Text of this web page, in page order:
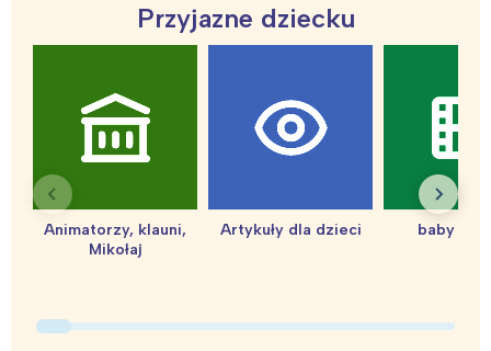
Przyjazne dziecku
Animatorzy, klauni,
Mikołaj
Artykuły dla dzieci baby
Interesują mnie wydarzenia z